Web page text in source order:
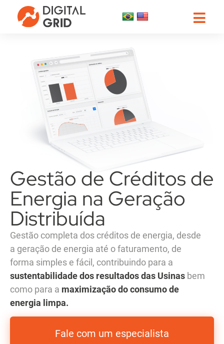
Gestão de Créditos de
Energia na Geração
Distribuída
Gestão completa dos créditos de energia, desde
a geração de energia até o faturamento, de
forma simples e fácil, contribuindo para a
sustentabilidade dos resultados das Usinas bem
como para a maximização do consumo de
energia limpa.
Fale com um especialista